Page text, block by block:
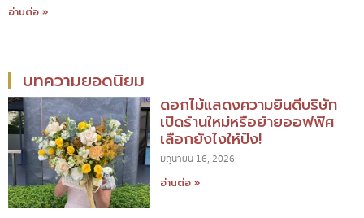
อ่านต่อ »
บทความยอดนิยม
ดอกไม้แสดงความยินดีบริษัท
เปิดร้านใหม่หรือย้ายออฟฟิศ
เลือกยังไงให้ปัง!
มิถุนายน 16, 2026
อ่านต่อ »